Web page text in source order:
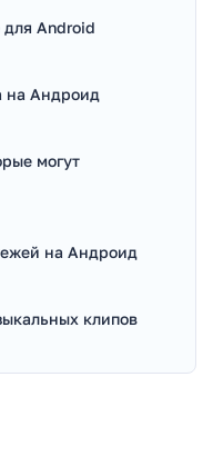
Android
на Андроид
могут
на Андроид
клипов